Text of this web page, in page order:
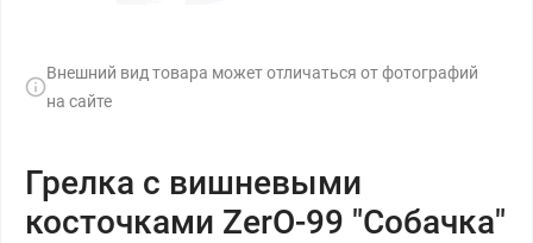
Внешний вид товара может отличаться от фотографий
на сайте
Грелка с вишневыми
косточками ZerO-99 "Собачка"